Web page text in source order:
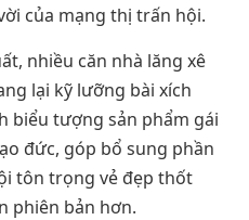
của mạng thị trấn hội.
nhiều căn nhà lăng xê
lại kỹ lưỡng bài xích
biểu tượng sản phẩm gái
đức, góp bổ sung phần
tôn trọng vẻ đẹp thốt
phiên bản hơn.